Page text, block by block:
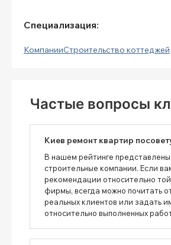
Специализация:
КомпанииСтроительство коттеджей
Частые вопросы
Киев ремонт квартир
В нашем рейтинге
строительные компании. Если
рекомендации относительно
фирмы, всегда можно почитать
реальных клиентов или задать
относительно выполненных